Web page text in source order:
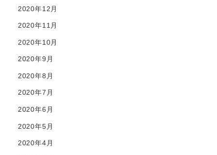
2020年12月
2020年11月
2020年10月
2020年9月
2020年8月
2020年7月
2020年6月
2020年5月
2020年4月